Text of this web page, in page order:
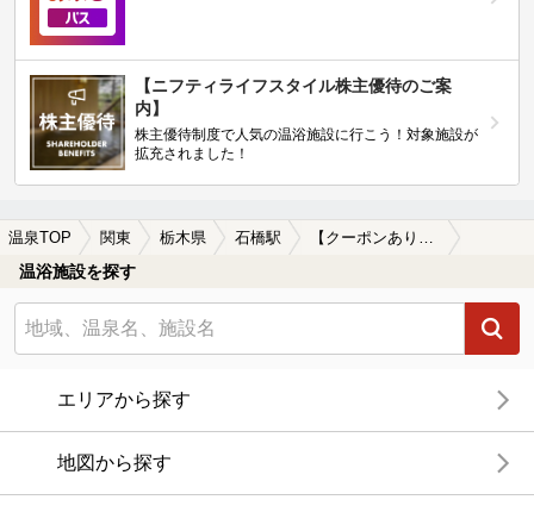
【ニフティライフスタイル株主優待のご案
内】
株主優待制度で人気の温浴施設に行こう！対象施設が
拡充されました！
温泉TOP 関東 栃木県 石橋駅 【クーポンあり】冷え性に効能がある石橋駅近くの温泉、日帰り温泉、スーパー銭湯おすすめ
温浴施設を探す
エリアから探す
地図から探す